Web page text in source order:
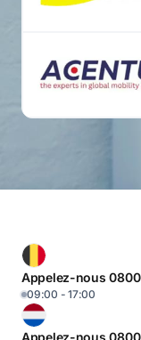
Appelez-nous
09:00 - 17:00
Appelez-nous